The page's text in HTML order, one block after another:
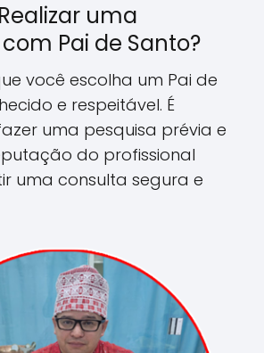
uma
Pai de Santo?
você escolha um Pai de
e respeitável. É
uma pesquisa prévia e
do profissional
uma consulta segura e